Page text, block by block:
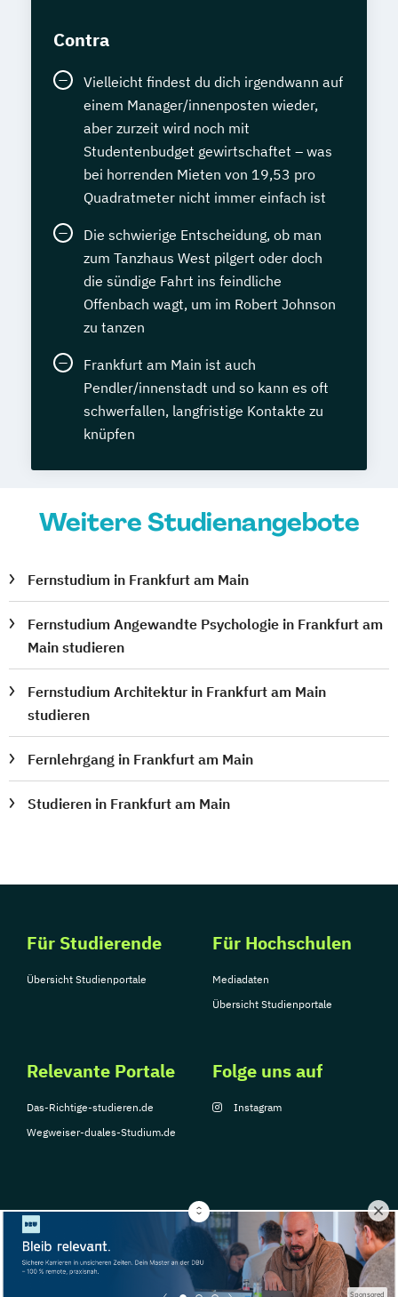
Sponsored
Contra
Vielleicht findest du dich irgendwann auf
einem Manager/innenposten wieder,
aber zurzeit wird noch mit
Studentenbudget gewirtschaftet – was
bei horrenden Mieten von 19,53 pro
Quadratmeter nicht immer einfach ist
Die schwierige Entscheidung, ob man
zum Tanzhaus West pilgert oder doch
die sündige Fahrt ins feindliche
Offenbach wagt, um im Robert Johnson
zu tanzen
Frankfurt am Main ist auch
Pendler/innenstadt und so kann es oft
schwerfallen, langfristige Kontakte zu
knüpfen
Weitere Studienangebote
Fernstudium in Frankfurt am Main
Fernstudium Angewandte Psychologie in Frankfurt am
Main studieren
Fernstudium Architektur in Frankfurt am Main
studieren
Fernlehrgang in Frankfurt am Main
Studieren in Frankfurt am Main
Für Studierende
Übersicht Studienportale
Für Hochschulen
Mediadaten
Übersicht Studienportale
Relevante Portale
Das-Richtige-studieren.de
Wegweiser-duales-Studium.de
Folge uns auf
Instagram
© Copyright 2026, TarGroup Media GmbH
Impressum
Über
Datenschutzerklärung Nutzungsbedingungen